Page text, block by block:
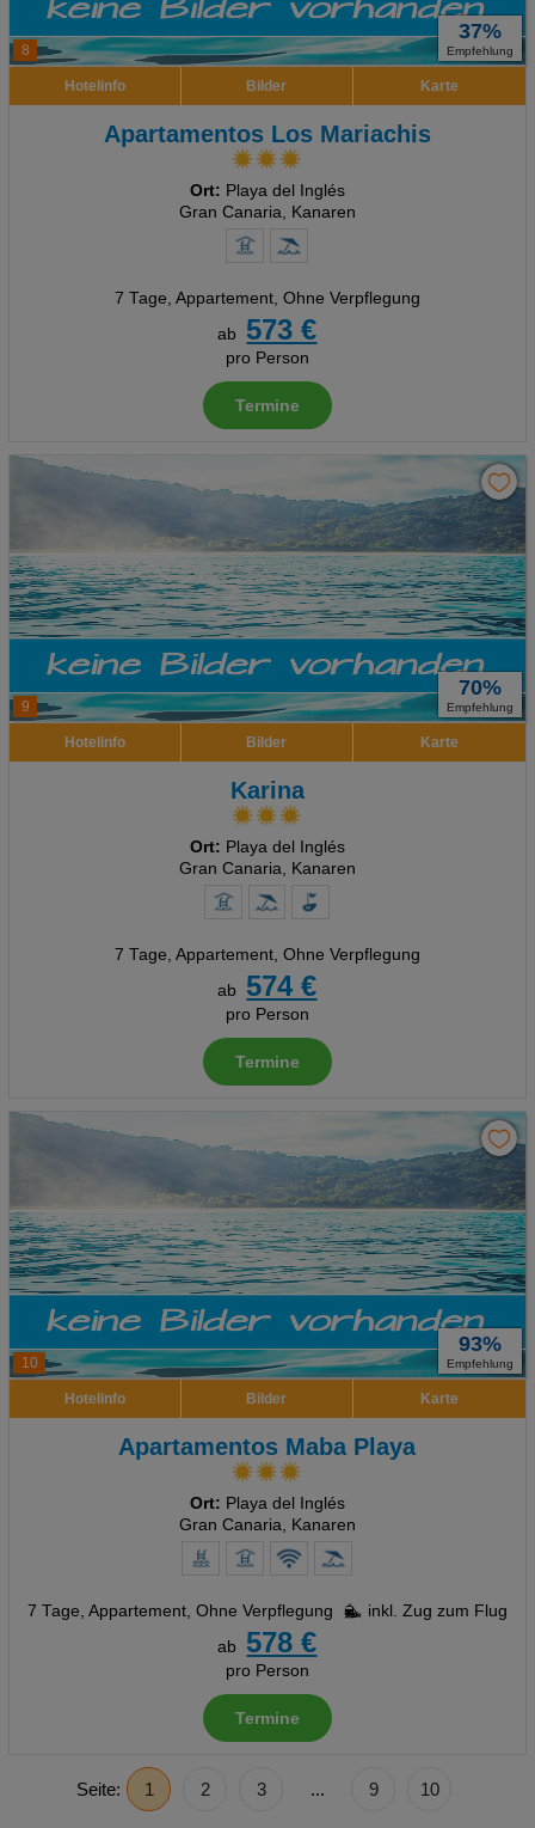
8
37%
Empfehlung
Hotelinfo Bilder Karte
Apartamentos Los Mariachis
Ort: Playa del Inglés
Gran Canaria, Kanaren
7 Tage, Appartement, Ohne Verpflegung
ab
573 €
pro Person
Termine
9
70%
Empfehlung
Hotelinfo Bilder Karte
Karina
Ort: Playa del Inglés
Gran Canaria, Kanaren
7 Tage, Appartement, Ohne Verpflegung
ab
574 €
pro Person
Termine
10
93%
Empfehlung
Hotelinfo Bilder Karte
Apartamentos Maba Playa
Ort: Playa del Inglés
Gran Canaria, Kanaren
7 Tage, Appartement, Ohne Verpflegung
inkl. Zug zum Flug
ab
578 €
pro Person
Termine
Seite: 1 2 3 ... 9 10